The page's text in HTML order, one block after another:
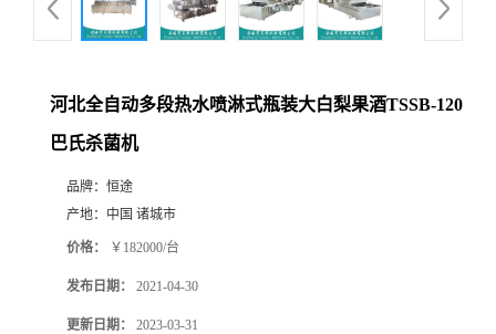
河北全自动多段热水喷淋式瓶装大白梨果酒TSSB-120
巴氏杀菌机
品牌： 恒途
产地： 中国 诸城市
价格： ￥182000/台
发布日期： 2021-04-30
更新日期： 2023-03-31